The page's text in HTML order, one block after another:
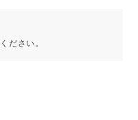
ださい。